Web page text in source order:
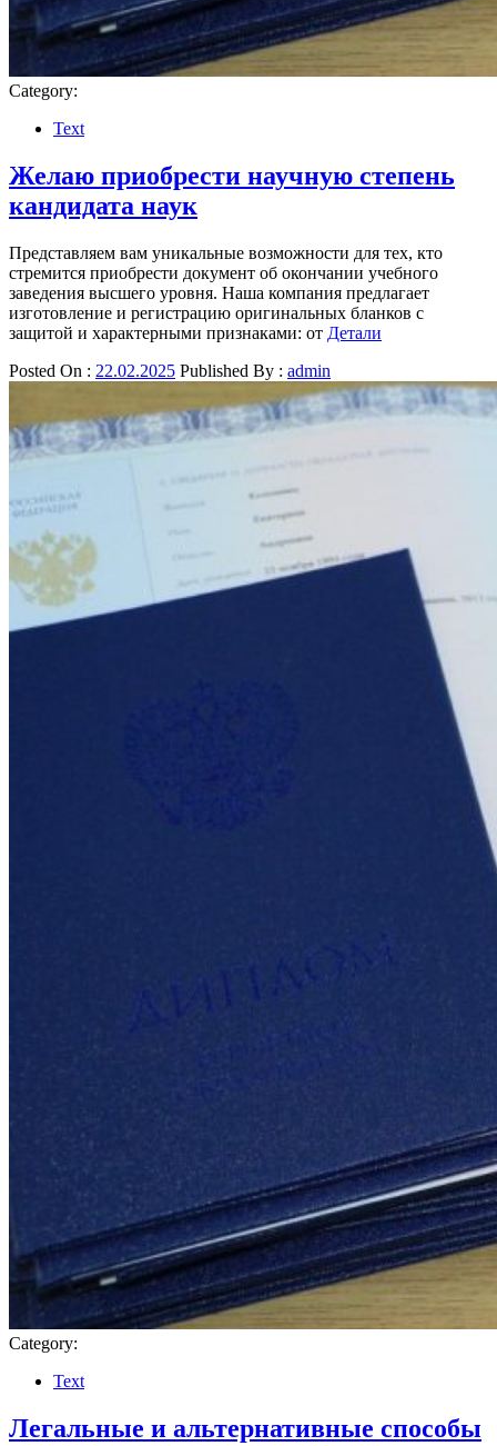
Category:
Text
Желаю приобрести научную степень
кандидата наук
Представляем вам уникальные возможности для тех, кто
стремится приобрести документ об окончании учебного
заведения высшего уровня. Наша компания предлагает
изготовление и регистрацию оригинальных бланков с
защитой и характерными признаками: от Детали
Posted On : 22.02.2025 Published By : admin
Category:
Text
Легальные и альтернативные способы